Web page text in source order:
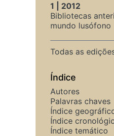
1 | 2012
Bibliotecas
mundo lusófono
Todas as
Índice
Autores
Palavras chaves
Índice
Índice
Índice temático